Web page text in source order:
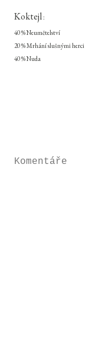
Koktejl :
40 % Neumětelství
20 % Mrhání slušnými herci
40 % Nuda
Komentáře